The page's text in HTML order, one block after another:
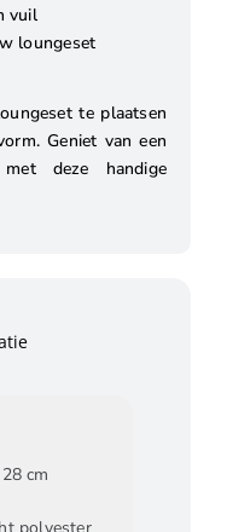
vuil
loungeset
te plaatsen
Geniet van een
deze handige
cm
polyester